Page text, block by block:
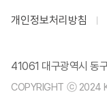
개인정보처리방침
41061 대구광역시 동
COPYRIGHT ⓒ 2024